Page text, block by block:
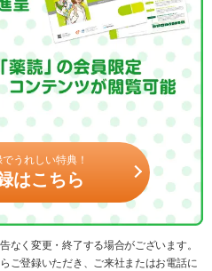
うれしい特典！
はこちら
く変更・終了する場合がございます。
ご登録いただき、ご来社またはお電話に